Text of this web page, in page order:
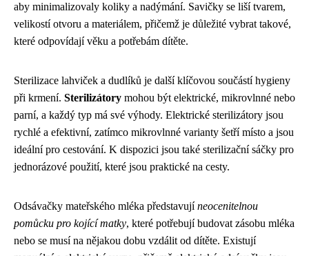
aby minimalizovaly koliky a nadýmání. Savičky se liší tvarem,
velikostí otvoru a materiálem, přičemž je důležité vybrat takové,
které odpovídají věku a potřebám dítěte.
Sterilizace lahviček a dudlíků je další klíčovou součástí hygieny
při krmení. Sterilizátory mohou být elektrické, mikrovlnné nebo
parní, a každý typ má své výhody. Elektrické sterilizátory jsou
rychlé a efektivní, zatímco mikrovlnné varianty šetří místo a jsou
ideální pro cestování. K dispozici jsou také sterilizační sáčky pro
jednorázové použití, které jsou praktické na cesty.
Odsávačky mateřského mléka představujíneocenitelnou
pomůcku pro kojící matky, které potřebují budovat zásobu mléka
nebo se musí na nějakou dobu vzdálit od dítěte. Existují